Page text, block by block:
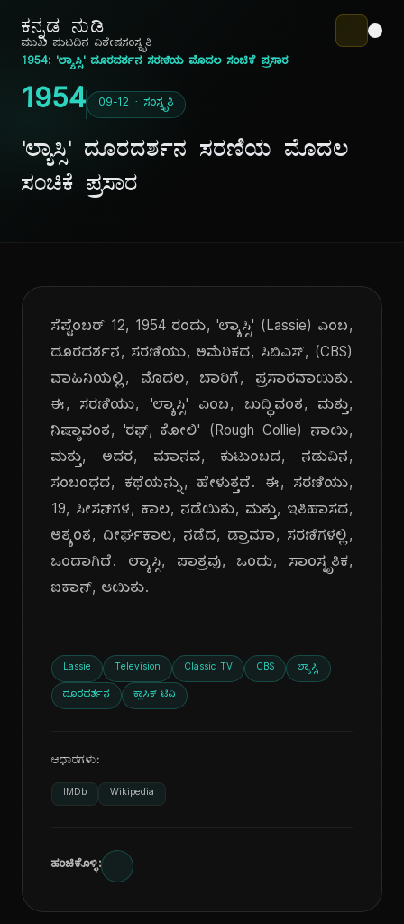
ಕನ್ನಡ ನುಡಿ
ಮುಖ ಪುಟದಿನ ವಿಶೇಷಸಂಸ್ಕೃತಿ
1954: 'ಲ್ಯಾಸ್ಸಿ' ದೂರದರ್ಶನ ಸರಣಿಯ ಮೊದಲ ಸಂಚಿಕೆ ಪ್ರಸಾರ
1954 09-12 · ಸಂಸ್ಕೃತಿ
'ಲ್ಯಾಸ್ಸಿ' ದೂರದರ್ಶನ ಸರಣಿಯ ಮೊದಲ
ಸಂಚಿಕೆ ಪ್ರಸಾರ
ಸೆಪ್ಟೆಂಬರ್ 12, 1954 ರಂದು, 'ಲ್ಯಾಸ್ಸಿ' (Lassie) ಎಂಬ,
ದೂರದರ್ಶನ, ಸರಣಿಯು, ಅಮೆರಿಕದ, ಸಿಬಿಎಸ್, (CBS)
ವಾಹಿನಿಯಲ್ಲಿ, ಮೊದಲ, ಬಾರಿಗೆ, ಪ್ರಸಾರವಾಯಿತು.
ಈ, ಸರಣಿಯು, 'ಲ್ಯಾಸ್ಸಿ' ಎಂಬ, ಬುದ್ಧಿವಂತ, ಮತ್ತು,
ನಿಷ್ಠಾವಂತ, 'ರಫ್, ಕೋಲಿ' (Rough Collie) ನಾಯಿ,
ಮತ್ತು, ಅದರ, ಮಾನವ, ಕುಟುಂಬದ, ನಡುವಿನ,
ಸಂಬಂಧದ, ಕಥೆಯನ್ನು, ಹೇಳುತ್ತದೆ. ಈ, ಸರಣಿಯು,
19, ಸೀಸನ್‌ಗಳ, ಕಾಲ, ನಡೆಯಿತು, ಮತ್ತು, ಇತಿಹಾಸದ,
ಅತ್ಯಂತ, ದೀರ್ಘಕಾಲ, ನಡೆದ, ಡ್ರಾಮಾ, ಸರಣಿಗಳಲ್ಲಿ,
ಒಂದಾಗಿದೆ. ಲ್ಯಾಸ್ಸಿ, ಪಾತ್ರವು, ಒಂದು, ಸಾಂಸ್ಕೃತಿಕ,
ಐಕಾನ್, ಆಯಿತು.
Lassie Television Classic TV CBS ಲ್ಯಾಸ್ಸಿ
ದೂರದರ್ಶನ ಕ್ಲಾಸಿಕ್ ಟಿವಿ
ಆಧಾರಗಳು:
IMDb Wikipedia
ಹಂಚಿಕೊಳ್ಳಿ: